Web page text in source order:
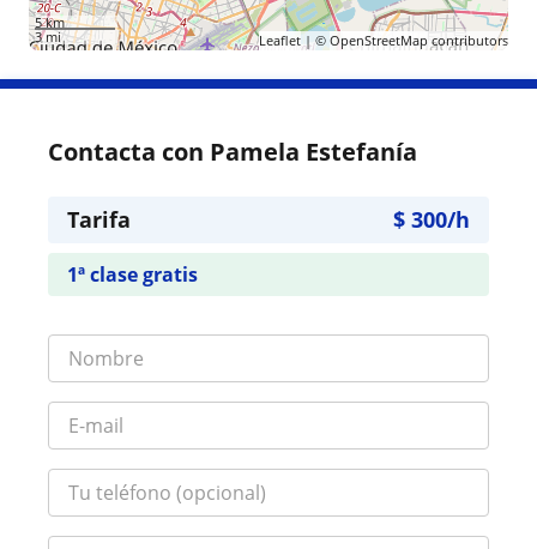
5 km
3 mi
Leaflet| © OpenStreetMap contributors
Contacta con Pamela Estefanía
Tarifa $ 300/h
1ª clase gratis